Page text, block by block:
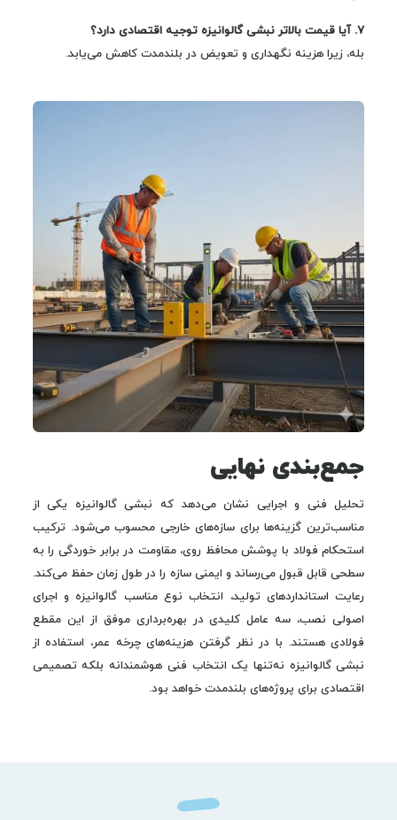
7. آیا قیمت بالاتر نبشی گالوانیزه توجیه اقتصادی دارد؟
بله، زیرا هزینه نگهداری و تعویض در بلندمدت کاهش می‌یابد.
جمع‌بندی نهایی
تحلیل فنی و اجرایی نشان می‌دهد که نبشی گالوانیزه یکی از
مناسب‌ترین گزینه‌ها برای سازه‌های خارجی محسوب می‌شود. ترکیب
استحکام فولاد با پوشش محافظ روی، مقاومت در برابر خوردگی را به
سطحی قابل قبول می‌رساند و ایمنی سازه را در طول زمان حفظ می‌کند.
رعایت استانداردهای تولید، انتخاب نوع مناسب گالوانیزه و اجرای
اصولی نصب، سه عامل کلیدی در بهره‌برداری موفق از این مقطع
فولادی هستند. با در نظر گرفتن هزینه‌های چرخه عمر، استفاده از
نبشی گالوانیزه نه‌تنها یک انتخاب فنی هوشمندانه بلکه تصمیمی
اقتصادی برای پروژه‌های بلندمدت خواهد بود.